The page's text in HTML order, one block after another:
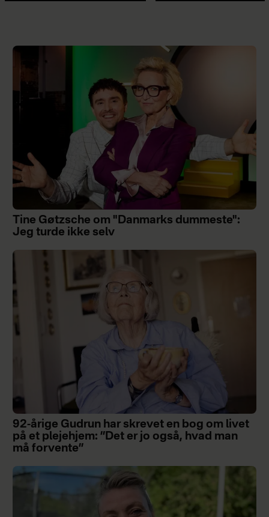
Tine Gøtzsche om "Danmarks dummeste":
Jeg turde ikke selv
92-årige Gudrun har skrevet en bog om livet
på et plejehjem: ”Det er jo også, hvad man
må forvente”